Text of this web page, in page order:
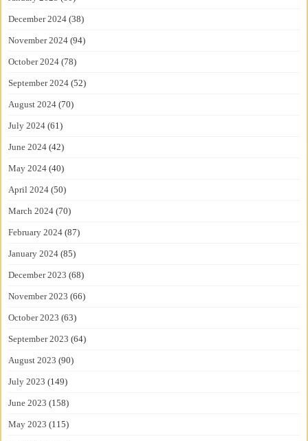
December 2024 (38)
November 2024 (94)
October 2024 (78)
September 2024 (52)
August 2024 (70)
July 2024 (61)
June 2024 (42)
May 2024 (40)
April 2024 (50)
March 2024 (70)
February 2024 (87)
January 2024 (85)
December 2023 (68)
November 2023 (66)
October 2023 (63)
September 2023 (64)
August 2023 (90)
July 2023 (149)
June 2023 (158)
May 2023 (115)